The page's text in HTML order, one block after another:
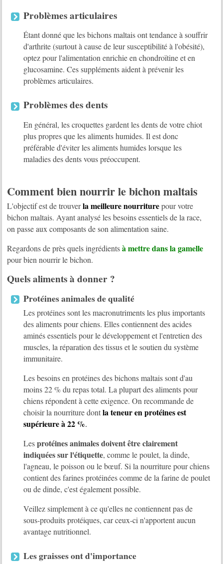
Problèmes articulaires
Étant donné que les bichons maltais ont tendance à souffrir
d'arthrite (surtout à cause de leur susceptibilité à l'obésité),
optez pour l'alimentation enrichie en chondroïtine et en
glucosamine. Ces suppléments aident à prévenir les
problèmes articulaires.
Problèmes des dents
En général, les croquettes gardent les dents de votre chiot
plus propres que les aliments humides. Il est donc
préférable d'éviter les aliments humides lorsque les
maladies des dents vous préoccupent.
Comment bien nourrir le bichon maltais
L'objectif est de trouverla meilleure nourriture pour votre
bichon maltais. Ayant analysé les besoins essentiels de la race,
on passe aux composants de son alimentation saine.
Regardons de près quels ingrédientsà mettre dans la gamelle
pour bien nourrir le bichon.
Quels aliments à donner ?
Protéines animales de qualité
Les protéines sont les macronutriments les plus importants
des aliments pour chiens. Elles contiennent des acides
aminés essentiels pour le développement et l'entretien des
muscles, la réparation des tissus et le soutien du système
immunitaire.
Les besoins en protéines des bichons maltais sont d'au
moins 22 % du repas total. La plupart des aliments pour
chiens répondent à cette exigence. On recommande de
choisir la nourriture dontla teneur en protéines est
supérieure à 22 %.
Lesprotéines animales doivent être clairement
indiquées sur l'étiquette, comme le poulet, la dinde,
l'agneau, le poisson ou le bœuf. Si la nourriture pour chiens
contient des farines protéinées comme de la farine de poulet
ou de dinde, c'est également possible.
Veillez simplement à ce qu'elles ne contiennent pas de
sous-produits protéiques, car ceux-ci n'apportent aucun
avantage nutritionnel.
Les graisses ont d'importance